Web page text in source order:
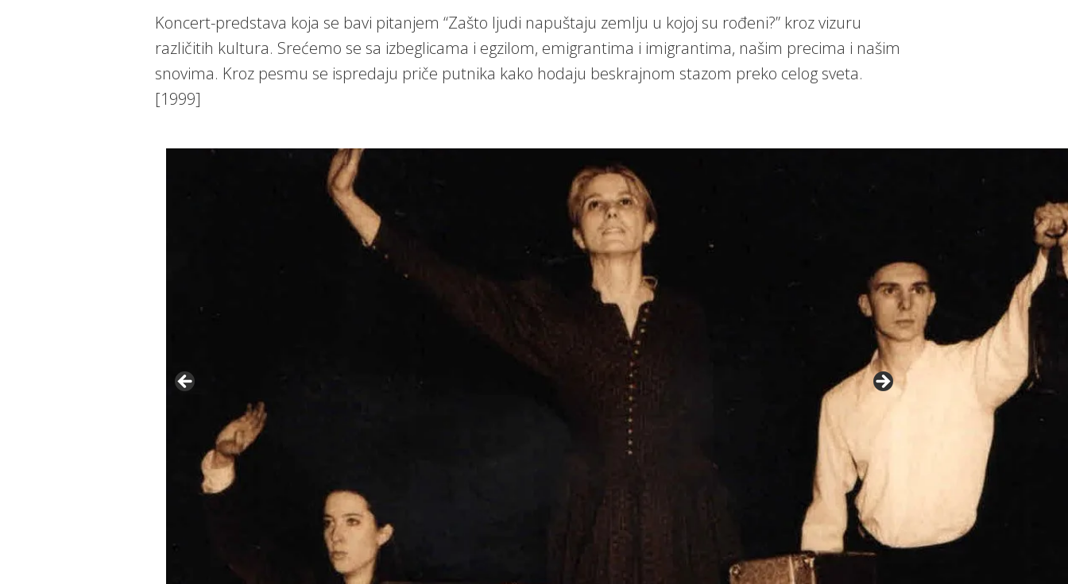
Koncert-predstava koja se bavi pitanjem “Zašto ljudi napuštaju zemlju u kojoj su rođeni?” kroz vizuru
različitih kultura. Srećemo se sa izbeglicama i egzilom, emigrantima i imigrantima, našim precima i našim
snovima. Kroz pesmu se ispredaju priče putnika kako hodaju beskrajnom stazom preko celog sveta.
[1999]